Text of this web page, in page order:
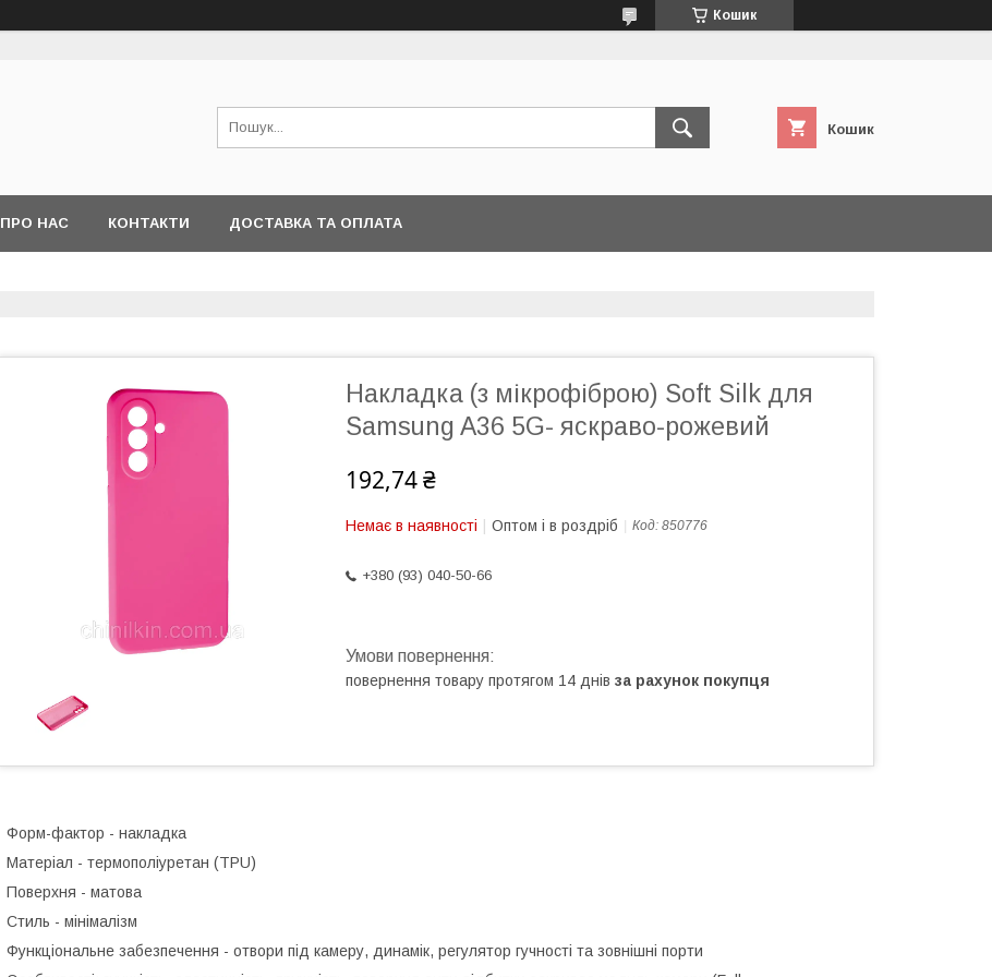
Кошик
Кошик
ПРО НАС КОНТАКТИ ДОСТАВКА ТА ОПЛАТА
Накладка (з мікрофіброю) Soft Silk для
Samsung A36 5G- яскраво-рожевий
192,74 ₴
Немає в наявності Оптом і в роздріб Код: 850776
+380 (93) 040-50-66
повернення товару протягом 14 днів за рахунок покупця
Форм-фактор - накладка
Матеріал - термополіуретан (TPU)
Поверхня - матова
Стиль - мінімалізм
Функціональне забезпечення - отвори під камеру, динамік, регулятор гучності та зовнішні порти